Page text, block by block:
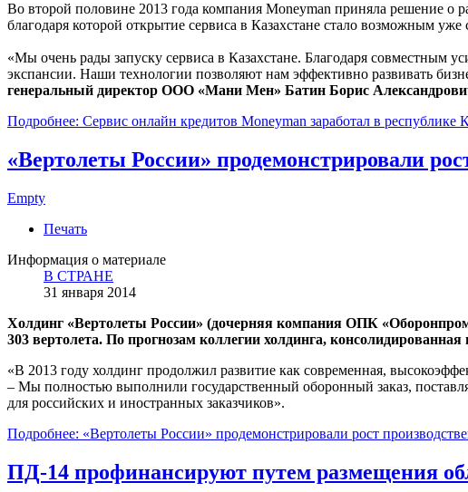
Во второй половине 2013 года компания Moneyman приняла решение о
благодаря которой открытие сервиса в Казахстане стало возможным уже
«Мы очень рады запуску сервиса в Казахстане. Благодаря совместным
экспансии. Наши технологии позволяют нам эффективно развивать
генеральный директор ООО «Мани Мен» Батин Борис
Подробнее: Сервис онлайн кредитов Moneyman заработал в республике
«Вертолеты России» продемонстрировали
Empty
Печать
Информация о материале
В СТРАНЕ
31 января 2014
Холдинг «Вертолеты России» (дочерняя компания ОПК
303 вертолета. По прогнозам коллегии холдинга,
«В 2013 году холдинг продолжил развитие как современная,
– Мы полностью выполнили государственный оборонный заказ,
для российских и иностранных заказчиков».
Подробнее: «Вертолеты России» продемонстрировали рост
ПД-14 профинансируют путем размещения